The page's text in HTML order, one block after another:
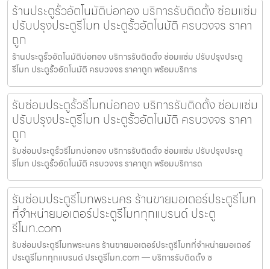
ร้านประตูรั้วอัตโนมัติบ่อทอง บริการรับติดตั้ง ซ่อมแซ่ม
ปรับปรุงประตูรีโมท ประตูรั้วอัตโนมัติ ครบวงจร ราคา
ถูก
ร้านประตูรั้วอัตโนมัติบ่อทอง บริการรับติดตั้ง ซ่อมแซ่ม ปรับปรุงประตู
รีโมท ประตูรั้วอัตโนมัติ ครบวงจร ราคาถูก พร้อมบริการ
รับซ่อมประตูรั้วรีโมทบ่อทอง บริการรับติดตั้ง ซ่อมแซ่ม
ปรับปรุงประตูรีโมท ประตูรั้วอัตโนมัติ ครบวงจร ราคา
ถูก
รับซ่อมประตูรั้วรีโมทบ่อทอง บริการรับติดตั้ง ซ่อมแซ่ม ปรับปรุงประตู
รีโมท ประตูรั้วอัตโนมัติ ครบวงจร ราคาถูก พร้อมบริการด
รับซ่อมประตูรีโมทพระนคร ร้านขายมอเตอร์ประตูรีโมท
ที่จำหน่ายมอเตอร์ประตูรีโมททุกแบรนด์ ประตู
รีโมท.com
รับซ่อมประตูรีโมทพระนคร ร้านขายมอเตอร์ประตูรีโมทที่จำหน่ายมอเตอร์
ประตูรีโมททุกแบรนด์ ประตูรีโมท.com — บริการรับติดตั้ง ซ